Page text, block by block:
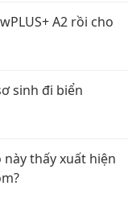
A2 rồi cho
sinh đi biển
này thấy xuất hiện